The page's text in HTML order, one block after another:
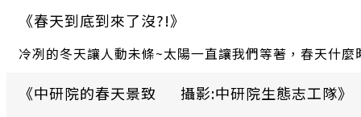
《春天到底到來了沒?!》
冷冽的冬天讓人動未條~太陽一直讓我們等著，春天什麼
《中研院的春天景致 攝影:中研院生態志工隊》